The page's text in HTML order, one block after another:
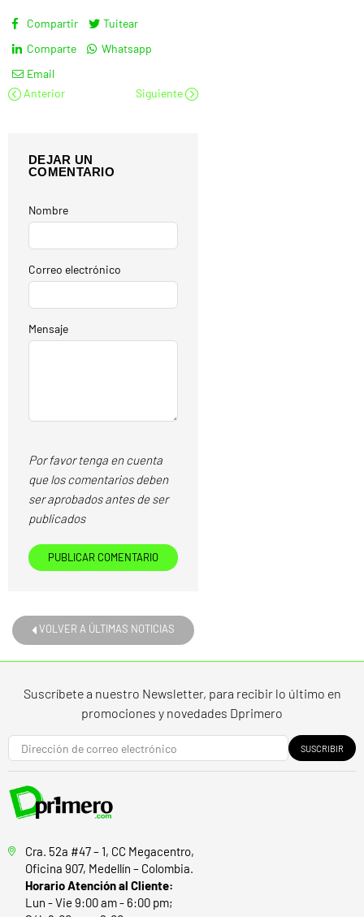
Compartir
Tuitear
Comparte
Whatsapp
Email
Anterior
Siguiente
DEJAR UN
COMENTARIO
Nombre
Correo electrónico
Mensaje
Por favor tenga en cuenta
que los comentarios deben
ser aprobados antes de ser
publicados
VOLVER A ÚLTIMAS NOTICIAS
Suscríbete a nuestro Newsletter, para recibir lo último en
promociones y novedades Dprimero
SUSCRIBIR
Cra. 52a #47 – 1, CC Megacentro,
Oficina 907, Medellín – Colombia.
Horario Atención al Cliente:
Lun - Vie 9:00 am - 6:00 pm;